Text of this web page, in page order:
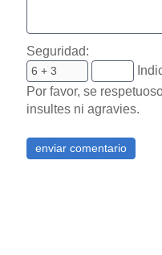
Seguridad:
Por favor, se
insultes ni agravies.